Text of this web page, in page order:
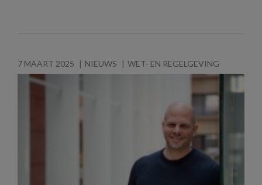
7 MAART 2025 NIEUWS WET- EN REGELGEVING